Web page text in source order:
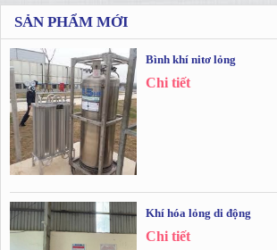
SẢN PHẨM MỚI
Bình khí nitơ lỏng
Chi tiết
Khí hóa lỏng di động
Chi tiết